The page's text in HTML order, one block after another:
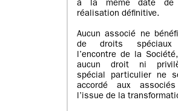
à la même date de
réalisation définitive.
Aucun associé ne
de droits
l’encontre de la
aucun droit ni
spécial particulier ne
accordé aux
l’issue de la